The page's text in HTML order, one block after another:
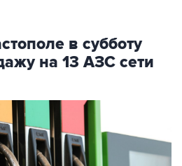
в субботу
на 13 АЗС сети